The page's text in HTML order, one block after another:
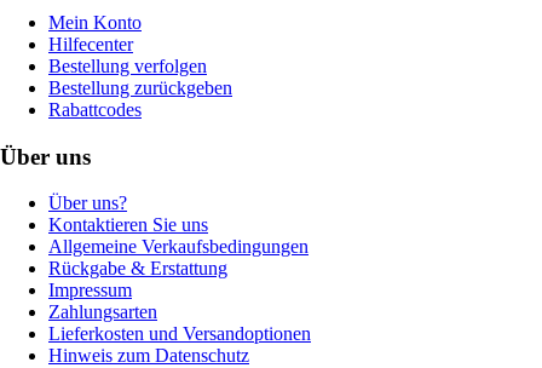
Mein Konto
Hilfecenter
Bestellung verfolgen
Bestellung zurückgeben
Rabattcodes
Über uns
Über uns?
Kontaktieren Sie uns
Allgemeine Verkaufsbedingungen
Rückgabe & Erstattung
Impressum
Zahlungsarten
Lieferkosten und Versandoptionen
Hinweis zum Datenschutz